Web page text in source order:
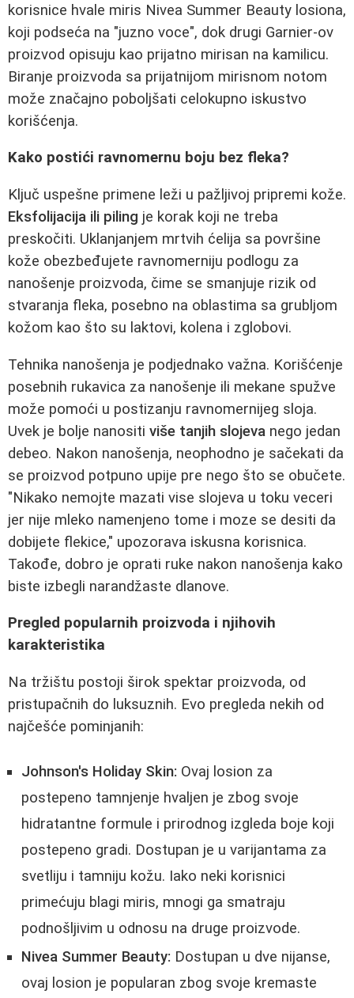
korisnice hvale miris Nivea Summer Beauty losiona,
koji podseća na "juzno voce", dok drugi Garnier-ov
proizvod opisuju kao prijatno mirisan na kamilicu.
Biranje proizvoda sa prijatnijom mirisnom notom
može značajno poboljšati celokupno iskustvo
korišćenja.
Kako postići ravnomernu boju bez fleka?
Ključ uspešne primene leži u pažljivoj pripremi kože.
Eksfolijacija ili piling je korak koji ne treba
preskočiti. Uklanjanjem mrtvih ćelija sa površine
kože obezbeđujete ravnomerniju podlogu za
nanošenje proizvoda, čime se smanjuje rizik od
stvaranja fleka, posebno na oblastima sa grubljom
kožom kao što su laktovi, kolena i zglobovi.
Tehnika nanošenja je podjednako važna. Korišćenje
posebnih rukavica za nanošenje ili mekane spužve
može pomoći u postizanju ravnomernijeg sloja.
Uvek je bolje nanositi više tanjih slojeva nego jedan
debeo. Nakon nanošenja, neophodno je sačekati da
se proizvod potpuno upije pre nego što se obučete.
"Nikako nemojte mazati vise slojeva u toku veceri
jer nije mleko namenjeno tome i moze se desiti da
dobijete flekice," upozorava iskusna korisnica.
Takođe, dobro je oprati ruke nakon nanošenja kako
biste izbegli narandžaste dlanove.
Pregled popularnih proizvoda i njihovih
karakteristika
Na tržištu postoji širok spektar proizvoda, od
pristupačnih do luksuznih. Evo pregleda nekih od
najčešće pominjanih:
Johnson's Holiday Skin: Ovaj losion za
postepeno tamnjenje hvaljen je zbog svoje
hidratantne formule i prirodnog izgleda boje koji
postepeno gradi. Dostupan je u varijantama za
svetliju i tamniju kožu. Iako neki korisnici
primećuju blagi miris, mnogi ga smatraju
podnošljivim u odnosu na druge proizvode.
Nivea Summer Beauty: Dostupan u dve nijanse,
ovaj losion je popularan zbog svoje kremaste